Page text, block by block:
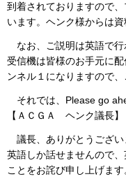
到着されておりますので
います。ヘンク様からは
なお、ご説明は英語で
受信機は皆様のお手元に
ンネル１になりますので、
それでは、Please go
【ＡＣＧＡ ヘンク議長】
議長、ありがとうござ
英語しか話せませんので
ことをお詫び申し上げます